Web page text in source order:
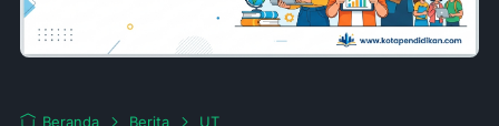
Beranda Berita UT